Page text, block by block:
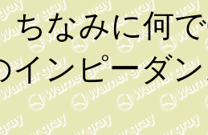
ちなみに何
インピーダ